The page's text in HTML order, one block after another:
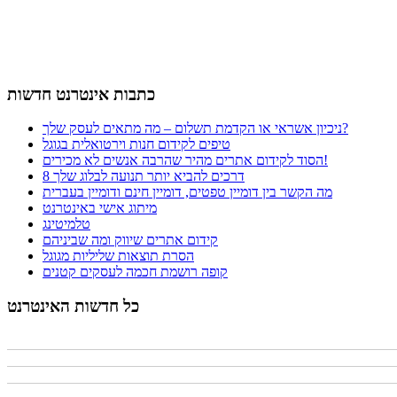
כתבות אינטרנט חדשות
ניכיון אשראי או הקדמת תשלום – מה מתאים לעסק שלך?
טיפים לקידום חנות וירטואלית בגוגל
הסוד לקידום אתרים מהיר שהרבה אנשים לא מכירים!
8 דרכים להביא יותר תנועה לבלוג שלך
מה הקשר בין דומיין טפטים, דומיין חינם ודומיין בעברית
מיתוג אישי באינטרנט
טלמיטינג
קידום אתרים שיווק ומה שביניהם
הסרת תוצאות שליליות מגוגל
קופה רושמת חכמה לעסקים קטנים
כל חדשות האינטרנט